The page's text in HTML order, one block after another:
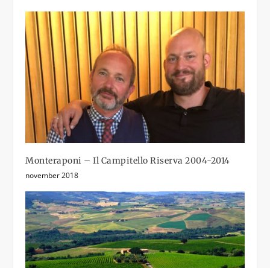
Monteraponi – Il Campitello Riserva 2004-2014
november 2018